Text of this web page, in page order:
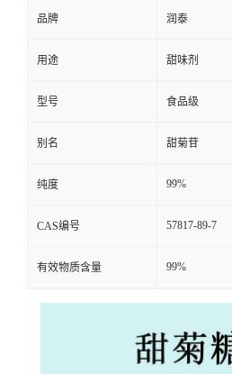
品牌 润泰
用途 甜味剂
型号 食品级
别名 甜菊苷
纯度 99%
CAS编号 57817-89-7
有效物质含量 99%